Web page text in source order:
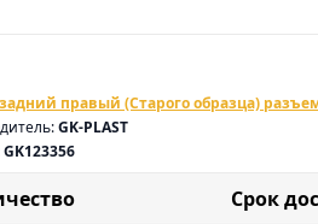
правый (Старого образца)
GK-PLAST
GK123356
Срок